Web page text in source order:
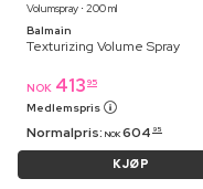
Volumspray ⋅ 200 ml
Balmain
Texturizing Volume Spray
NOK 413 95
Medlemspris
Normalpris: NOK 604 95
KJØP